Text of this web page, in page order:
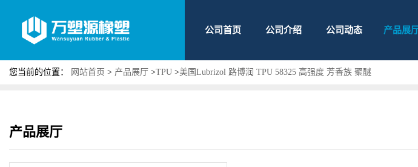
公司首页 公司介绍 公司动态 产品展
您当前的位置： 网站首页 > 产品展厅 >TPU >美国Lubrizol 路博润 TPU 58325 高强度 芳香族 聚醚
产品展厅